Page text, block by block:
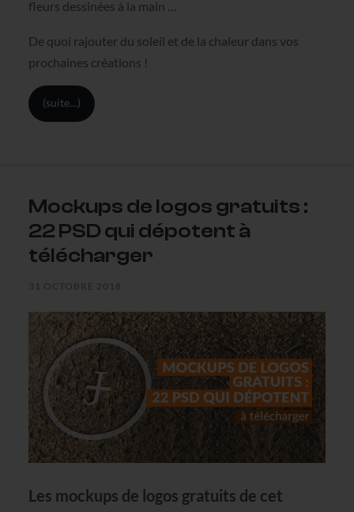
fleurs dessinées à la main …
De quoi rajouter du soleil et de la chaleur dans vos
prochaines créations !
(suite…)
Mockups de logos gratuits :
22 PSD qui dépotent à
télécharger
31 OCTOBRE 2018
Les mockups de logos gratuits de cet